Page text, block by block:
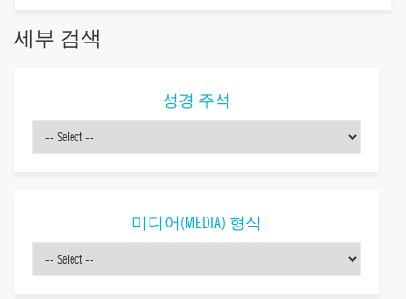
세부 검색
성경 주석
미디어(MEDIA) 형식